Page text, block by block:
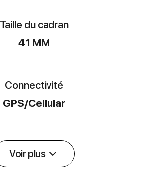
Taille du cadran
41 MM
Connectivité
GPS/Cellular
Voir plus